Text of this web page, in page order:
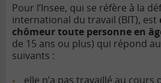
Pour l’Insee, qui se réfère à la
international du travail (BIT), est
chômeur toute personne en
de 15 ans ou plus) qui répond
suivants :
elle n’a pas travaillé au cours